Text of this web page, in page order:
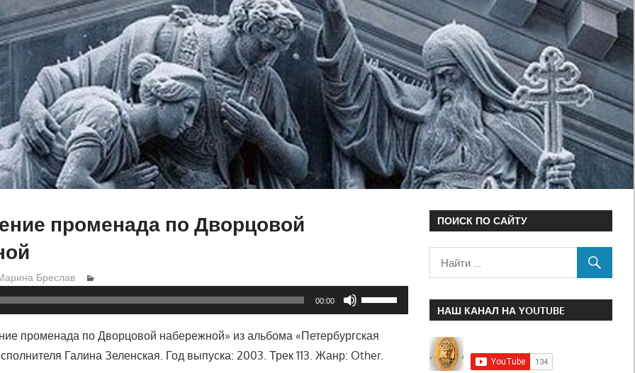
променада по Дворцовой
Бреслав
00:00
Используйте
клавиши
вверх/
вниз,
променада по Дворцовой набережной» из альбома «Петербургская
Галина Зеленская. Год выпуска: 2003. Трек 113. Жанр: Other.
ПОИСК ПО САЙТУ
НАШ КАНАЛ НА YOUTUBE